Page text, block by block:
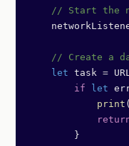
// Start the
// Create a
    let
task =
        if
let
            print
(
        }